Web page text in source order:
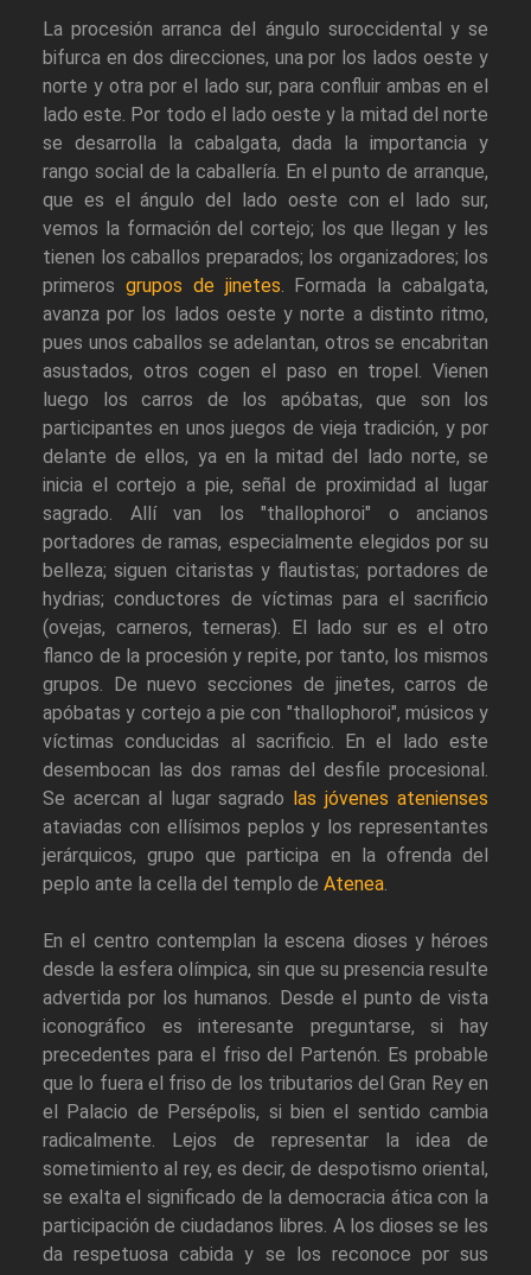
La procesión arranca del ángulo suroccidental y se
bifurca en dos direcciones, una por los lados oeste y
norte y otra por el lado sur, para confluir ambas en el
lado este. Por todo el lado oeste y la mitad del norte
se desarrolla la cabalgata, dada la importancia y
rango social de la caballería. En el punto de arranque,
que es el ángulo del lado oeste con el lado sur,
vemos la formación del cortejo; los que llegan y les
tienen los caballos preparados; los organizadores; los
primeros grupos de jinetes. Formada la cabalgata,
avanza por los lados oeste y norte a distinto ritmo,
pues unos caballos se adelantan, otros se encabritan
asustados, otros cogen el paso en tropel. Vienen
luego los carros de los apóbatas, que son los
participantes en unos juegos de vieja tradición, y por
delante de ellos, ya en la mitad del lado norte, se
inicia el cortejo a pie, señal de proximidad al lugar
sagrado. Allí van los "thallophoroi" o ancianos
portadores de ramas, especialmente elegidos por su
belleza; siguen citaristas y flautistas; portadores de
hydrias; conductores de víctimas para el sacrificio
(ovejas, carneros, terneras). El lado sur es el otro
flanco de la procesión y repite, por tanto, los mismos
grupos. De nuevo secciones de jinetes, carros de
apóbatas y cortejo a pie con "thallophoroi", músicos y
víctimas conducidas al sacrificio. En el lado este
desembocan las dos ramas del desfile procesional.
Se acercan al lugar sagrado
las jóvenes atenienses
ataviadas con ellísimos peplos y los representantes
jerárquicos, grupo que participa en la ofrenda del
peplo ante la cella del templo de Atenea.
En el centro contemplan la escena dioses y héroes
desde la esfera olímpica, sin que su presencia resulte
advertida por los humanos. Desde el punto de vista
iconográfico es interesante preguntarse, si hay
precedentes para el friso del Partenón. Es probable
que lo fuera el friso de los tributarios del Gran Rey en
el Palacio de Persépolis, si bien el sentido cambia
radicalmente. Lejos de representar la idea de
sometimiento al rey, es decir, de despotismo oriental,
se exalta el significado de la democracia ática con la
participación de ciudadanos libres. A los dioses se les
da respetuosa cabida y se los reconoce por sus